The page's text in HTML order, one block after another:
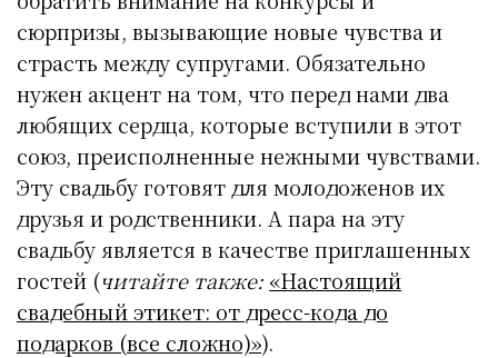
сюрпризы, вызывающие новые чувства и
страсть между супругами. Обязательно
нужен акцент на том, что перед нами два
любящих сердца, которые вступили в этот
союз, преисполненные нежными чувствами.
Эту свадьбу готовят для молодоженов их
друзья и родственники. А пара на эту
свадьбу является в качестве приглашенных
гостей (читайте также: «Настоящий
свадебный этикет: от дресс-кода до
подарков (все сложно)»).